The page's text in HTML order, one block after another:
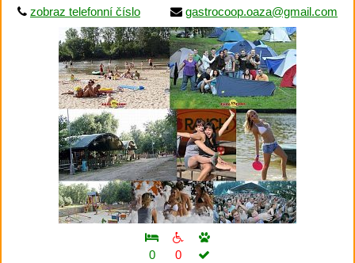
zobraz telefonní číslo
gastrocoop.oaza@gmail.com
0
0